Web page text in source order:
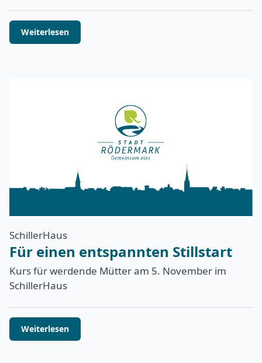
Weiterlesen
SchillerHaus
Für einen entspannten Stillstart
Kurs für werdende Mütter am 5. November im
SchillerHaus
Weiterlesen